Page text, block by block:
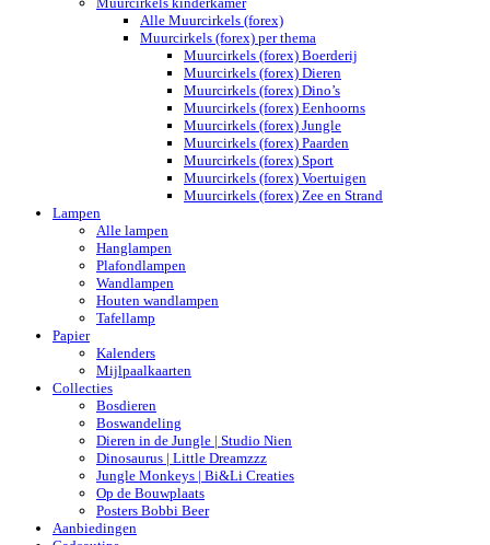
Alle Muurcirkels (forex)
Muurcirkels (forex) per thema
Muurcirkels (forex) Boerderij
Muurcirkels (forex) Dieren
Muurcirkels (forex) Dino’s
Muurcirkels (forex) Eenhoorns
Muurcirkels (forex) Jungle
Muurcirkels (forex) Paarden
Muurcirkels (forex) Sport
Muurcirkels (forex) Voertuigen
Muurcirkels (forex) Zee en Strand
Lampen
Alle lampen
Hanglampen
Plafondlampen
Wandlampen
Houten wandlampen
Tafellamp
Papier
Kalenders
Mijlpaalkaarten
Collecties
Bosdieren
Boswandeling
Dieren in de Jungle | Studio Nien
Dinosaurus | Little Dreamzzz
Jungle Monkeys | Bi&Li Creaties
Op de Bouwplaats
Posters Bobbi Beer
Aanbiedingen